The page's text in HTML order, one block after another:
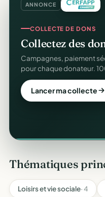
ANNONCE
SITE WEB
Votre site web
Une page publique
en cinq minutes. Sans
Créer mon site gratuit
COLLECTE DE DONS
Collectez des
Campagnes, paiement
pour chaque donateur.
Lancer ma collecte
Thématiques
Loisirs et vie sociale· 4